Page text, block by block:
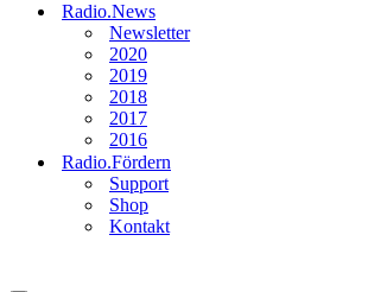
Radio.News
Newsletter
2020
2019
2018
2017
2016
Radio.Fördern
Support
Shop
Kontakt